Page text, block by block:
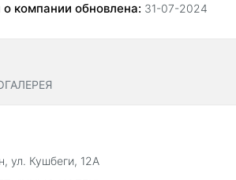
компании обновлена: 31-07-2024
ул. Кушбеги, 12А